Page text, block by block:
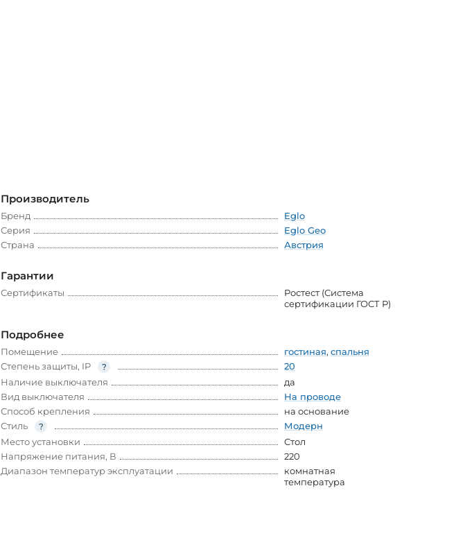
Производитель
Бренд
Eglo
Серия
Eglo Geo
Страна
Австрия
Гарантии
Сертификаты
Ростест (Система
сертификации ГОСТ Р)
Подробнее
Помещение гостиная, спальня
Степень защиты, IP
20
Наличие выключателя
да
Вид выключателя
На проводе
Способ крепления
на основание
Стиль
Модерн
Место установки
Стол
Напряжение питания, В
220
Диапазон температур эксплуатации
комнатная
температура